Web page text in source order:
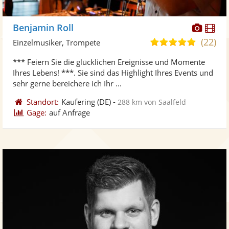
Fotos
Benjamin Roll
5,0
5
(22)
Einzelmusiker, Trompete
*** Feiern Sie die glücklichen Ereignisse und Momente
Ihres Lebens! ***. Sie sind das Highlight Ihres Events und
sehr gerne bereichere ich Ihr ...
Standort: Kaufering (DE) - 288 km von Saalfeld
Gage: auf Anfrage